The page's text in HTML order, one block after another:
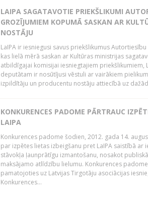
LAIPA SAGATAVOTIE PRIEKŠLIKUMI
GROZĪJUMIEM KOPUMĀ SASKAN AR
NOSTĀJU
LaIPA ir iesniegusi savus priekšlikumus
kas lielā mērā saskan ar Kultūras ministrijas
atbildīgajai komisijai iesniegtajiem priekšlikumiem,
deputātam ir nosūtījusi vēstuli ar vairākiem
izpildītāju un producentu nostāju attiecībā uz
KONKURENCES PADOME PĀRTRAUC
LAIPA
Konkurences padome šodien, 2012. gada 14.
par izpētes lietas izbeigšanu pret LaIPA saistībā ar
stāvokļa ļaunprātīgu izmantošanu, nosakot
maksājamo atlīdzību lielumu. Konkurences
pamatojoties uz Latvijas Tirgotāju asociācijas
Konkurences...